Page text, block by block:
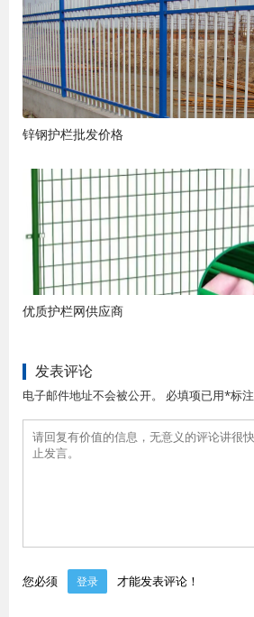
锌钢护栏批发价格
优质护栏网供应商
发表评论
电子邮件地址不会被公开。 必填项已用*标注
您必须 登录 才能发表评论！